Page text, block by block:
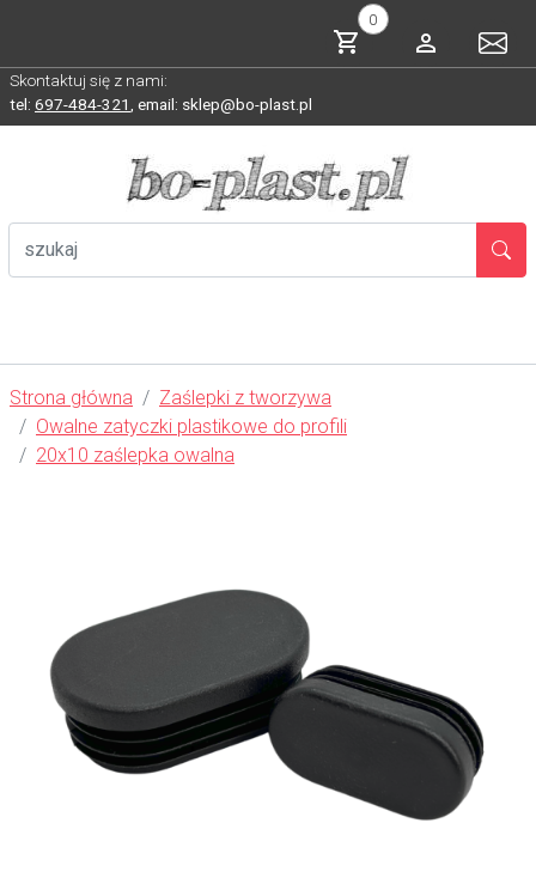
0
Skontaktuj się z nami:
tel: 697-484-321 email: sklep@bo-plast.pl
Strona główna
Zaślepki z tworzywa
Owalne zatyczki plastikowe do profili
20x10 zaślepka owalna